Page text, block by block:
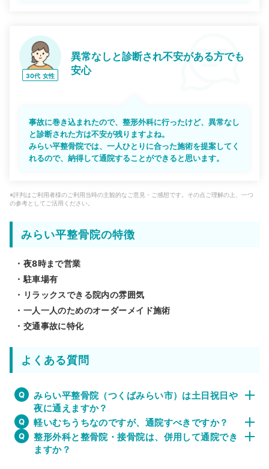
30代 女性
異常なしと診断され不安がある方でも
安心
事故に巻き込まれたので、整形外科に行ったけど、異常なし
と診断された方は不安が残りますよね。
みらい平整骨院では、一人ひとりに合った施術を提案してく
れるので、納得して通院することができると思います。
※評判はご利用者様のご利用当時の主観的なご意見・ご感想です。その点ご理解の上、一つ
の参考としてご活用ください。
みらい平整骨院の特徴
・夜8時まで営業
・駐車場有
・リラックスできる院内の雰囲気
・一人一人のためのオーダーメイド施術
・交通事故に特化
よくある質問
みらい平整骨院（つくばみらい市）は土日祝日や
夜に通えますか？
軽いむちうちなのですが、通院すべきですか？
整形外科と整骨院・接骨院は、併用して通院でき
ますか？